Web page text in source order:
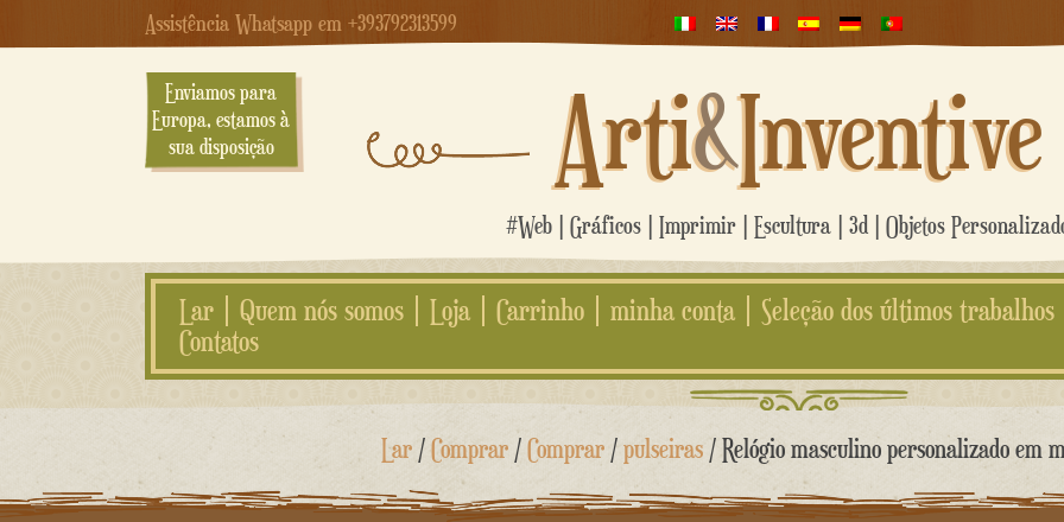
Assistência Whatsapp em +393792313599
Enviamos para
Europa, estamos à
sua disposição
Arti&Inventive
#Web | Gráficos | Imprimir | Escultura | 3d | Objetos
Lar Quem nós somos Loja Carrinho minha conta Seleção dos últimos trabalhos
Contatos
Ir
conteúdo
Lar/Comprar/Comprar/pulseiras/ Relógio masculino personalizado em